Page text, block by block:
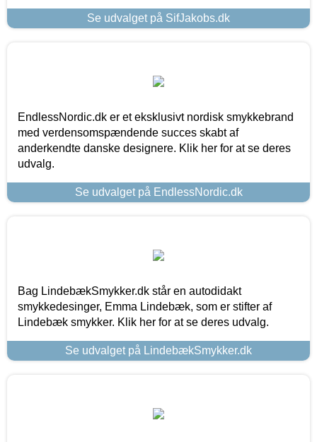
Se udvalget på SifJakobs.dk
EndlessNordic.dk er et eksklusivt nordisk smykkebrand
med verdensomspændende succes skabt af
anderkendte danske designere. Klik her for at se deres
udvalg.
Se udvalget på EndlessNordic.dk
Bag LindebækSmykker.dk står en autodidakt
smykkedesinger, Emma Lindebæk, som er stifter af
Lindebæk smykker. Klik her for at se deres udvalg.
Se udvalget på LindebækSmykker.dk